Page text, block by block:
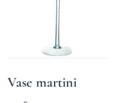
Vase martini